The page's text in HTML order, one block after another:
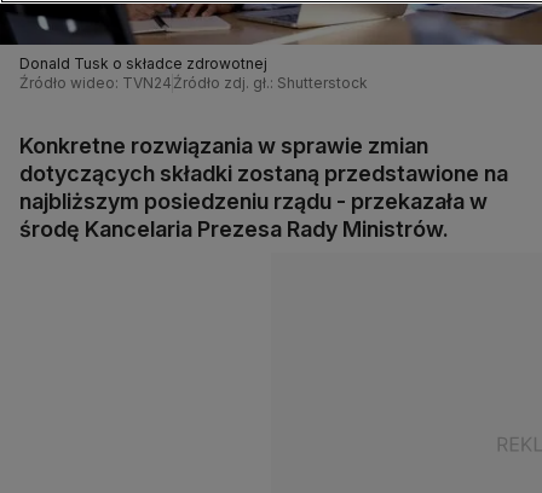
Donald Tusk o składce zdrowotnej
Źródło wideo: TVN24 Źródło zdj. gł.: Shutterstock
Konkretne rozwiązania w sprawie zmian
dotyczących składki zostaną przedstawione na
najbliższym posiedzeniu rządu - przekazała w
środę Kancelaria Prezesa Rady Ministrów.